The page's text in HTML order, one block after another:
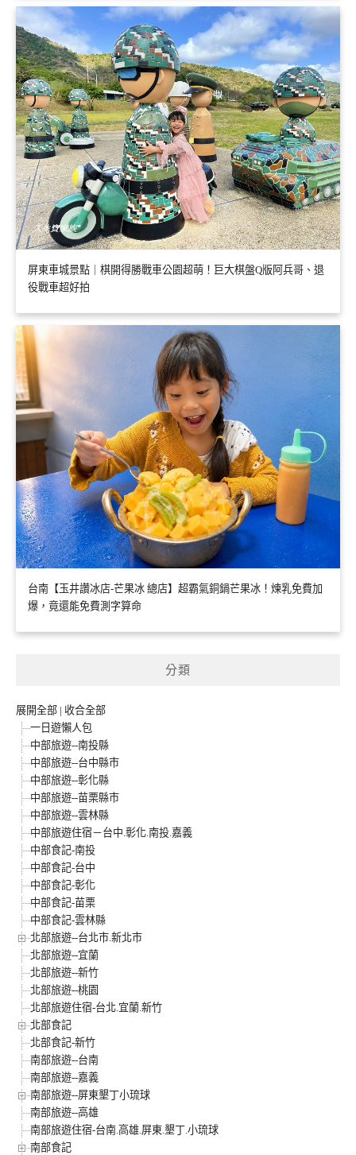
屏東車城景點｜棋開得勝戰車公園超萌！巨大棋盤Q版阿兵哥、退
役戰車超好拍
台南【玉井讚冰店-芒果冰 總店】超霸氣銅鍋芒果冰！煉乳免費加
爆，竟還能免費測字算命
分類
展開全部 | 收合全部
一日遊懶人包
中部旅遊--南投縣
中部旅遊--台中縣市
中部旅遊--彰化縣
中部旅遊--苗栗縣市
中部旅遊--雲林縣
中部旅遊住宿－台中.彰化.南投.嘉義
中部食記-南投
中部食記-台中
中部食記-彰化
中部食記-苗栗
中部食記-雲林縣
北部旅遊--台北市.新北市
北部旅遊--宜蘭
北部旅遊--新竹
北部旅遊--桃園
北部旅遊住宿-台北.宜蘭.新竹
北部食記
北部食記-新竹
南部旅遊--台南
南部旅遊--嘉義
南部旅遊--屏東墾丁小琉球
南部旅遊--高雄
南部旅遊住宿-台南.高雄.屏東.墾丁.小琉球
南部食記